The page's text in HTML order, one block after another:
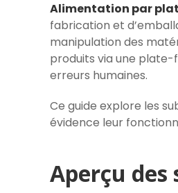
Alimentation par
fabrication et
manipulation des
produits via une
erreurs humaines.
Ce guide explore les
évidence leur
Aperçu des